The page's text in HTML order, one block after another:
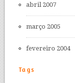
abril 2007
março 2005
fevereiro 2004
Tags